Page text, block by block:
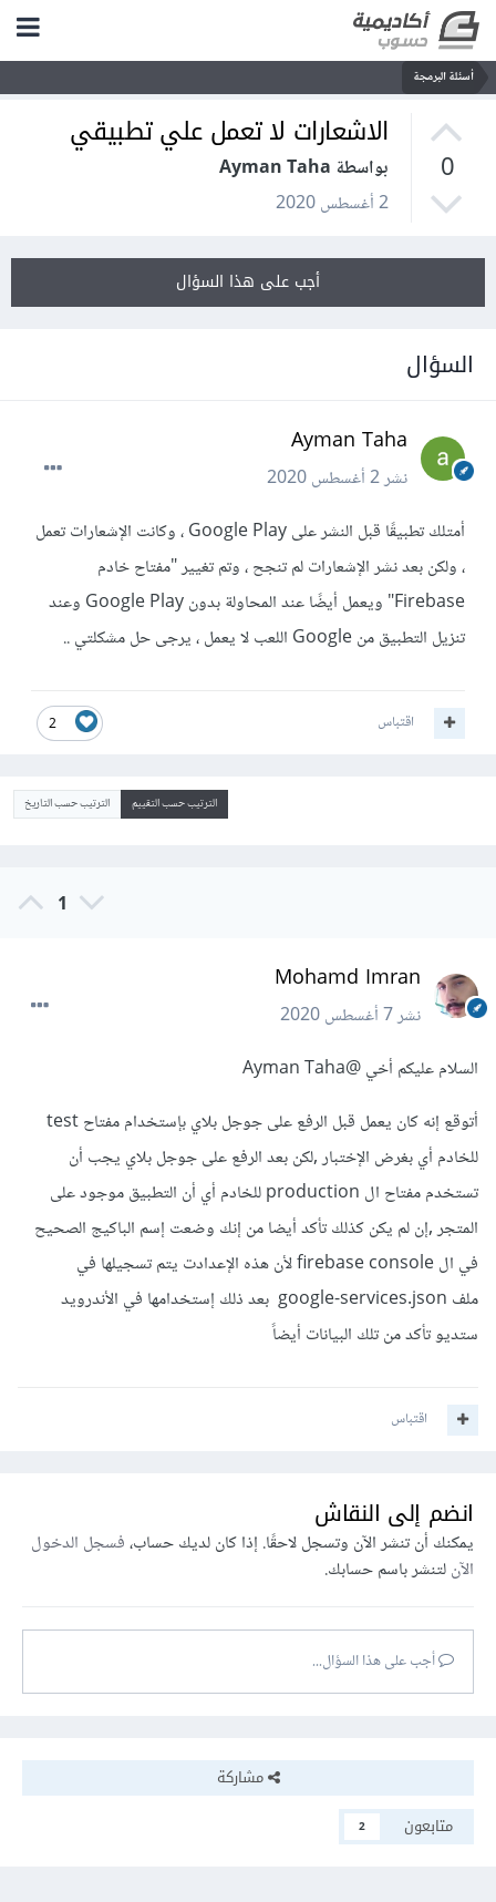
أسئلة البرمجة
0
الاشعارات لا تعمل علي تطبيقي
بواسطة Ayman Taha
2 أغسطس 2020
أجب على هذا السؤال
السؤال
Ayman Taha
نشر2 أغسطس 2020
أمتلك تطبيقًا قبل النشر على Google Play ، وكانت الإشعارات تعمل
، ولكن بعد نشر الإشعارات لم تنجح ، وتم تغيير "مفتاح خادم
Firebase" ويعمل أيضًا عند المحاولة بدون Google Play وعند
تنزيل التطبيق من Google اللعب لا يعمل ، يرجى حل مشكلتي ..
2 اقتباس
الترتيب حسب التقييم الترتيب حسب التاريخ
1
Mohamd Imran
نشر7 أغسطس 2020
السلام عليكم أخي@Ayman Taha
أتوقع إنه كان يعمل قبل الرفع على جوجل بلاي بإستخدام مفتاح test
للخادم أي بغرض الإختبار ,لكن بعد الرفع على جوجل بلاي يجب أن
تستخدم مفتاح ال production للخادم أي أن التطبيق موجود على
المتجر ,إن لم يكن كذلك تأكد أيضا من إنك وضعت إسم الباكيج الصحيح
في ال firebase console لأن هذه الإعدادت يتم تسجيلها في
ملف google-services.json بعد ذلك إستخدامها في الأندرويد
ستديو تأكد من تلك البيانات أيضاً
اقتباس
انضم إلى النقاش
يمكنك أن تنشر الآن وتسجل لاحقًا. إذا كان لديك حساب،فسجل الدخول
الآنلتنشر باسم حسابك.
أجب على هذا السؤال...
مشاركة
متابعون
2